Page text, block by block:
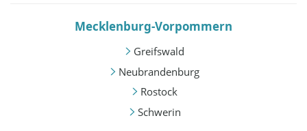
Mecklenburg-Vorpommern
Greifswald
Neubrandenburg
Rostock
Schwerin